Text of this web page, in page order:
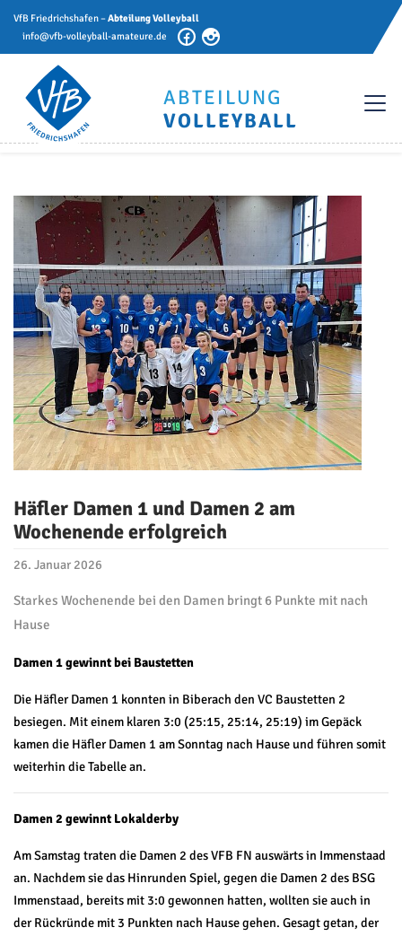
VfB Friedrichshafen –Abteilung Volleyball
info@vfb-volleyball-amateure.de
ABTEILUNG
VOLLEYBALL
Häfler Damen 1 und Damen 2 am
Wochenende erfolgreich
26. Januar 2026
Starkes Wochenende bei den Damen bringt 6 Punkte mit nach
Hause
Damen 1 gewinnt bei Baustetten
Die Häfler Damen 1 konnten in Biberach den VC Baustetten 2
besiegen. Mit einem klaren 3:0 (25:15, 25:14, 25:19) im Gepäck
kamen die Häfler Damen 1 am Sonntag nach Hause und führen somit
weiterhin die Tabelle an.
Damen 2 gewinnt Lokalderby
Am Samstag traten die Damen 2 des VFB FN auswärts in Immenstaad
an. Nachdem sie das Hinrunden Spiel, gegen die Damen 2 des BSG
Immenstaad, bereits mit 3:0 gewonnen hatten, wollten sie auch in
der Rückründe mit 3 Punkten nach Hause gehen. Gesagt getan, der